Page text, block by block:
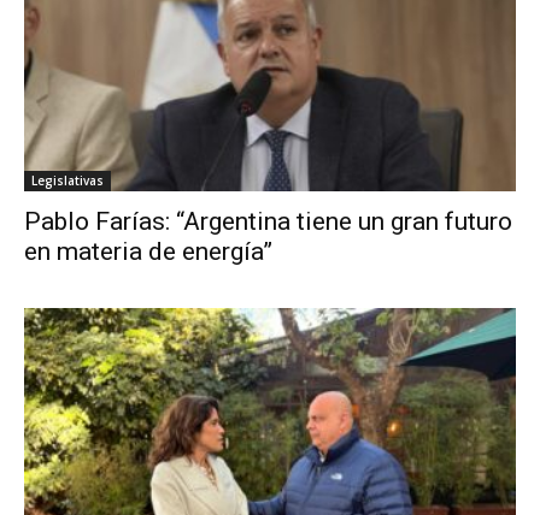
Legislativas
Pablo Farías: “Argentina tiene un gran futuro
en materia de energía”